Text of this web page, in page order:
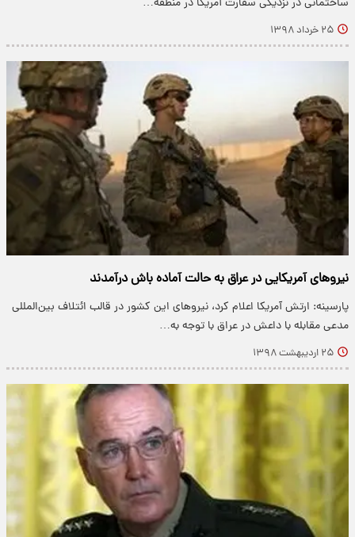
ساختمانی در نزدیکی سفارت آمریکا در منطقه…
۲۵ خرداد ۱۳۹۸
نیروهای آمریکایی در عراق به حالت آماده باش درآمدند
پارسینه: ارتش آمریکا اعلام کرد، نیروهای این کشور در قالب ائتلاف بین‌المللی
مدعی مقابله با داعش در عراق با توجه به…
۲۵ اردیبهشت ۱۳۹۸